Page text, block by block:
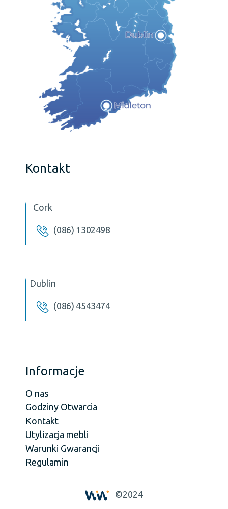
Kontakt
Cork
(086) 1302498
Dublin
(086) 4543474
Informacje
O nas
Godziny Otwarcia
Kontakt
Utylizacja mebli
Warunki Gwarancji
Regulamin
©2024